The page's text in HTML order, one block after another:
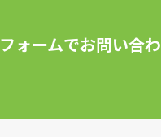
フォームでお問い合